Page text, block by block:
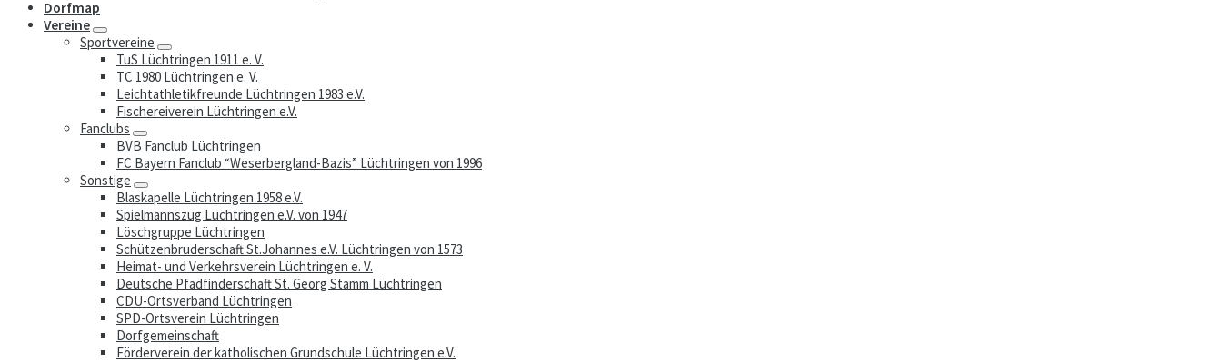
Dorfmap
Vereine
Sportvereine
TuS Lüchtringen 1911 e. V.
TC 1980 Lüchtringen e. V.
Leichtathletikfreunde Lüchtringen 1983 e.V.
Fischereiverein Lüchtringen e.V.
Fanclubs
BVB Fanclub Lüchtringen
FC Bayern Fanclub “Weserbergland-Bazis” Lüchtringen von 1996
Sonstige
Blaskapelle Lüchtringen 1958 e.V.
Spielmannszug Lüchtringen e.V. von 1947
Löschgruppe Lüchtringen
Schützenbruderschaft St.Johannes e.V. Lüchtringen von 1573
Heimat- und Verkehrsverein Lüchtringen e. V.
Deutsche Pfadfinderschaft St. Georg Stamm Lüchtringen
CDU-Ortsverband Lüchtringen
SPD-Ortsverein Lüchtringen
Dorfgemeinschaft
Förderverein der katholischen Grundschule Lüchtringen e.V.